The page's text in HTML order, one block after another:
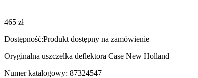
465 zł
Dostępność:Produkt dostępny na zamówienie
Oryginalna uszczelka deflektora Case New Holland
Numer katalogowy: 87324547